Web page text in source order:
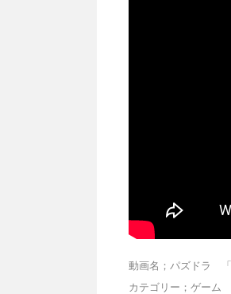
動画名；パズドラ
カテゴリー；ゲーム